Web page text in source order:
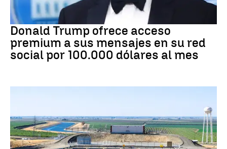
DONALD TRUMP
Donald Trump ofrece acceso
premium a sus mensajes en su red
social por 100.000 dólares al mes